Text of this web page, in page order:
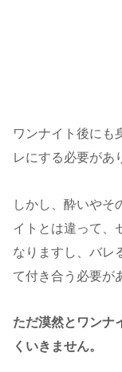
ワンナイト後にも
レにする必要があ
しかし、酔いやそ
イトとは違って、
なりますし、バレ
て付き合う必要が
ただ漠然とワンナ
くいきません。